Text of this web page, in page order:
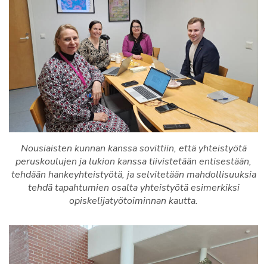
Nousiaisten kunnan kanssa sovittiin, että yhteistyötä
peruskoulujen ja lukion kanssa tiivistetään entisestään,
tehdään hankeyhteistyötä, ja selvitetään mahdollisuuksia
tehdä tapahtumien osalta yhteistyötä esimerkiksi
opiskelijatyötoiminnan kautta.